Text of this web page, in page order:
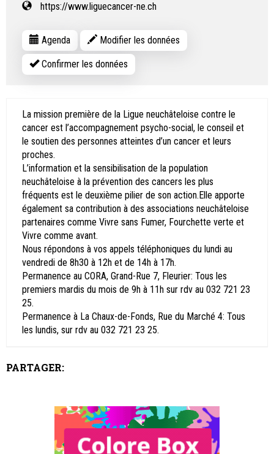
https://www.liguecancer-ne.ch
Agenda Modifier les données
Confirmer les données
La mission première de la Ligue neuchâteloise contre le
cancer est l’accompagnement psycho-social, le conseil et
le soutien des personnes atteintes d’un cancer et leurs
proches.
L’information et la sensibilisation de la population
neuchâteloise à la prévention des cancers les plus
fréquents est le deuxième pilier de son action. Elle apporte
également sa contribution à des associations neuchâteloise
partenaires comme Vivre sans Fumer, Fourchette verte et
Vivre comme avant.
Nous répondons à vos appels téléphoniques du lundi au
vendredi de 8h30 à 12h et de 14h à 17h.
Permanence au CORA, Grand-Rue 7, Fleurier: Tous les
premiers mardis du mois de 9h à 11h sur rdv au 032 721 23
25.
Permanence à La Chaux-de-Fonds, Rue du Marché 4: Tous
les lundis, sur rdv au 032 721 23 25.
PARTAGER: